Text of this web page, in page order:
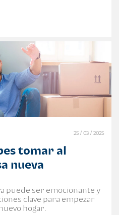
25 / 03 / 2025
tomar al
nueva
puede ser emocionante y
clave para empezar
hogar.